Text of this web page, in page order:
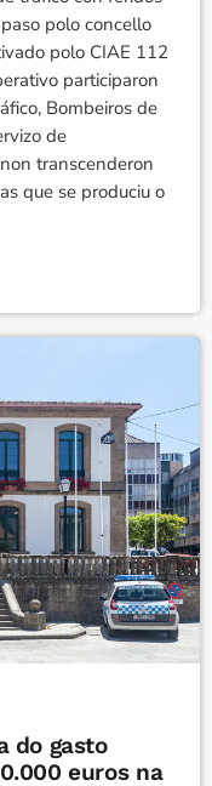
polo concello
polo CIAE 112
participaron
Bombeiros de
de
transcenderon
que se produciu o
do gasto
euros na